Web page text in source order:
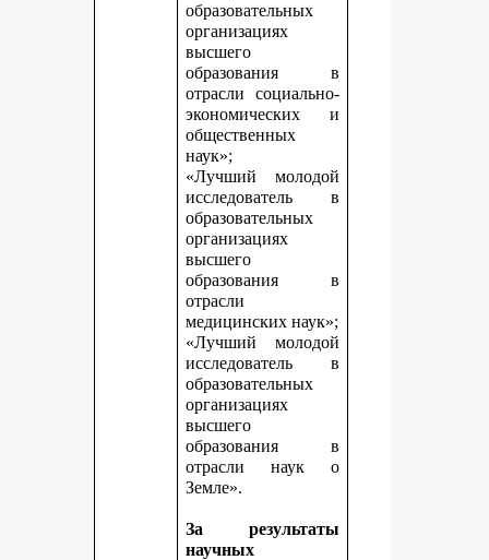
образовательных
организациях
высшего
образования в
отрасли социально-
экономических и
общественных
наук»;
«Лучший молодой
исследователь в
образовательных
организациях
высшего
образования в
отрасли
медицинских наук»;
«Лучший молодой
исследователь в
образовательных
организациях
высшего
образования в
отрасли наук о
Земле».
За результаты
научных